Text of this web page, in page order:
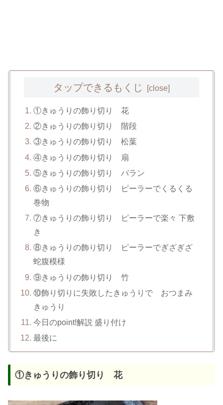
タップできるもくじ
①きゅうりの飾り切り 花
②きゅうりの飾り切り 階段
③きゅうりの飾り切り 松葉
④きゅうりの飾り切り 扇
⑤きゅうりの飾り切り バラン
⑥きゅうりの飾り切り ピーラーでくるくる
巻物
⑦きゅうりの飾り切り ピーラーで楽々 下敷
き
⑧きゅうりの飾り切り ピーラーでぎざぎざ
蛇腹模様
⑨きゅうりの飾り切り 竹
⑩飾り切りに失敗したきゅうりで おつまみ
きゅうり
今日のpoint!解説 盛り付け
最後に
①きゅうりの飾り切り 花